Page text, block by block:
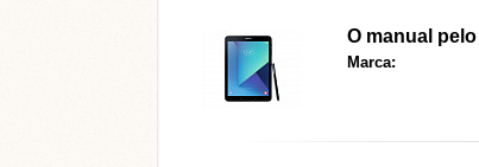
O manual pelo
Marca: